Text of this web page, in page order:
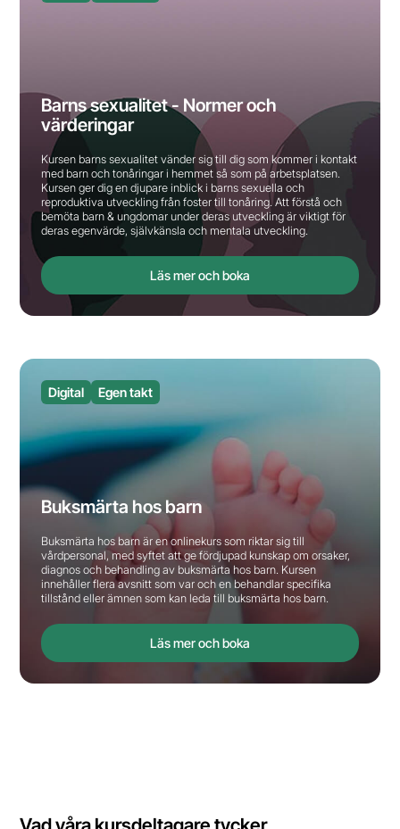
Barns sexualitet - Normer och
värderingar
Kursen barns sexualitet vänder sig till dig som kommer i kontakt
med barn och tonåringar i hemmet så som på arbetsplatsen.
Kursen ger dig en djupare inblick i barns sexuella och
reproduktiva utveckling från foster till tonåring. Att förstå och
bemöta barn & ungdomar under deras utveckling är viktigt för
deras egenvärde, självkänsla och mentala utveckling.
Läs mer och boka
Digital Egen takt
Buksmärta hos barn
Buksmärta hos barn är en onlinekurs som riktar sig till
vårdpersonal, med syftet att ge fördjupad kunskap om orsaker,
diagnos och behandling av buksmärta hos barn. Kursen
innehåller flera avsnitt som var och en behandlar specifika
tillstånd eller ämnen som kan leda till buksmärta hos barn.
Läs mer och boka